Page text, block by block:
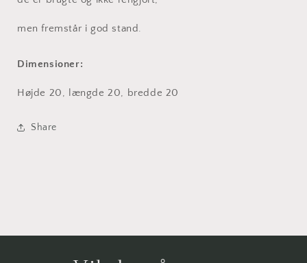
men fremstår i god stand.
Dimensioner:
Højde 20, længde 20, bredde 20
Share